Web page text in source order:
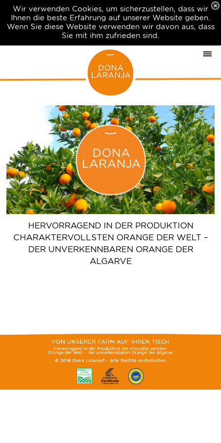
Wir verwenden Cookies, um sicherzustellen, dass wir
Ihnen die beste Erfahrung auf unserer Website geben.
Wenn Sie diese Website verwenden wir davon aus, dass
Sie mit ihm zufrieden sind.
HERVORRAGEND IN DER PRODUKTION
CHARAKTERVOLLSTEN ORANGE DER WELT –
DER UNVERKENNBAREN ORANGE DER
ALGARVE